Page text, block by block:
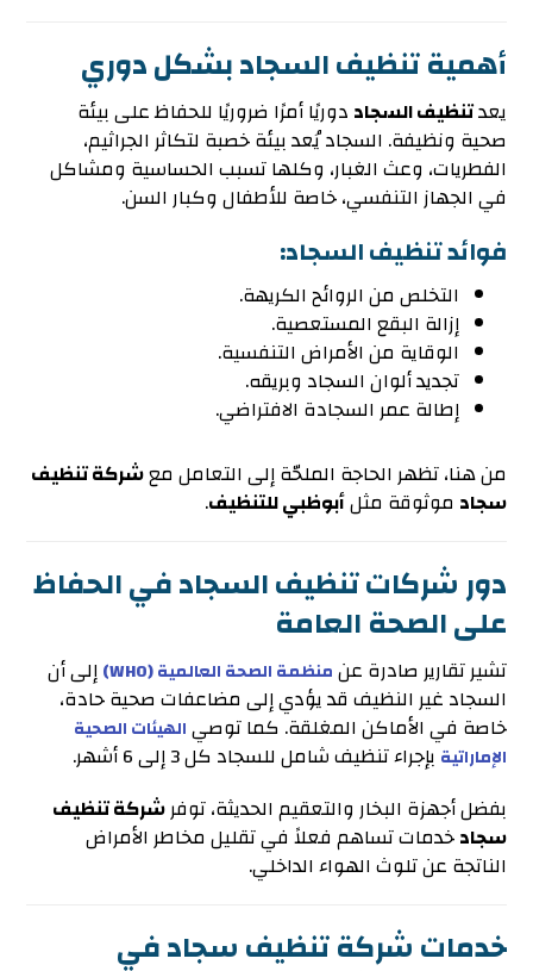
أهمية تنظيف السجاد بشكل دوري
يعدتنظيف السجاد دوريًا أمرًا ضروريًا للحفاظ على بيئة
صحية ونظيفة. السجاد يُعد بيئة خصبة لتكاثر الجراثيم،
الفطريات، وعث الغبار، وكلها تسبب الحساسية ومشاكل
في الجهاز التنفسي، خاصة للأطفال وكبار السن.
فوائد تنظيف السجاد:
التخلص من الروائح الكريهة.
إزالة البقع المستعصية.
الوقاية من الأمراض التنفسية.
تجديد ألوان السجاد وبريقه.
إطالة عمر السجادة الافتراضي.
من هنا، تظهر الحاجة الملحّة إلى التعامل معشركة تنظيف
سجاد موثوقة مثلأبوظبي للتنظيف.
دور شركات تنظيف السجاد في الحفاظ
على الصحة العامة
تشير تقارير صادرة عنمنظمة الصحة العالمية (WHO)
إلى أن
السجاد غير النظيف قد يؤدي إلى مضاعفات صحية حادة،
خاصة في الأماكن المغلقة. كما توصيالهيئات الصحية
الإماراتية بإجراء تنظيف شامل للسجاد كل 3 إلى 6 أشهر.
بفضل أجهزة البخار والتعقيم الحديثة، توفرشركة تنظيف
سجادخدمات تساهم فعلاً في تقليل مخاطر الأمراض
الناتجة عن تلوث الهواء الداخلي.
خدمات شركة تنظيف سجاد في